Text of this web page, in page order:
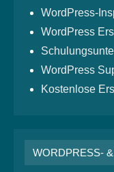
WordPress-
WordPress
WordPress
Kostenlose
WORDPRESS-